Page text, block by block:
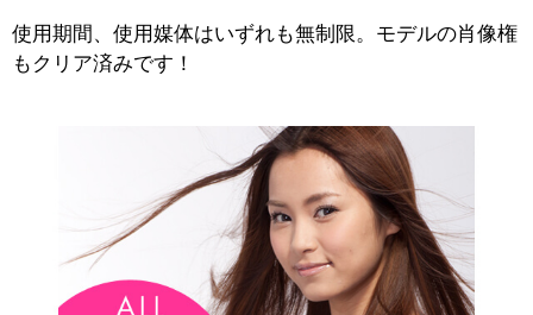
使用期間、使用媒体はいずれも無制限。モデルの肖像権
もクリア済みです！